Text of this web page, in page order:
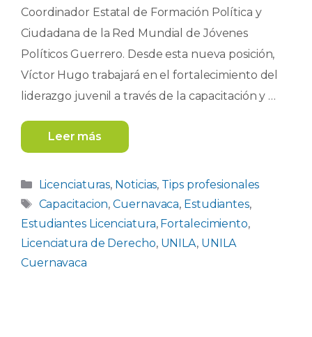
Coordinador Estatal de Formación Política y
Ciudadana de la Red Mundial de Jóvenes
Políticos Guerrero. Desde esta nueva posición,
Víctor Hugo trabajará en el fortalecimiento del
liderazgo juvenil a través de la capacitación y …
Leer más
Categorías
Licenciaturas, Noticias, Tips profesionales
Etiquetas
Capacitacion,Cuernavaca, Estudiantes,
Estudiantes Licenciatura, Fortalecimiento,
Licenciatura de Derecho, UNILA, UNILA
Cuernavaca